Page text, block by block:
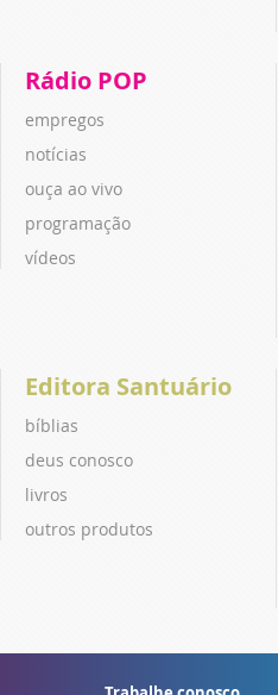
Rádio POP
empregos
notícias
ouça ao vivo
programação
vídeos
Editora Santuário
bíblias
deus conosco
livros
outros produtos